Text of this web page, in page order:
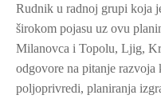
Rudnik u radnoj grupi koja
širokom pojasu uz ovu
Milanovca i Topolu, Ljig,
odgovore na pitanje
poljoprivredi, planiranja